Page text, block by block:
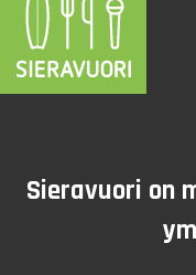
Sieravuori on